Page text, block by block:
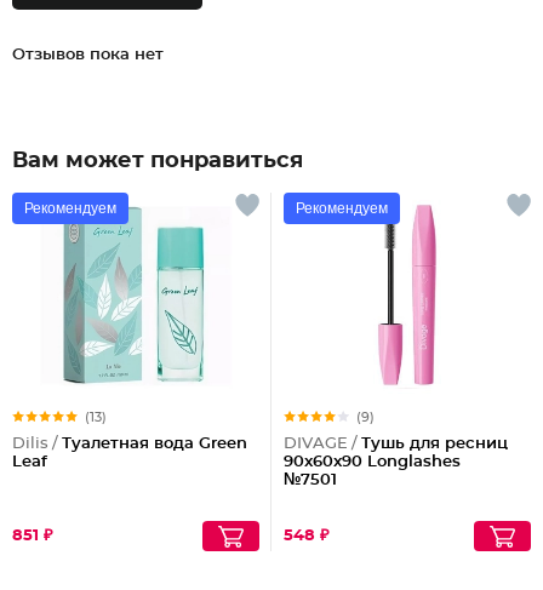
Отзывов пока нет
Вам может понравиться
Рекомендуем
(13)
Dilis / Туалетная вода Green
Leaf
851 ₽
Рекомендуем
(9)
DIVAGE / Тушь для ресниц
90x60x90 Longlashes
№7501
548 ₽